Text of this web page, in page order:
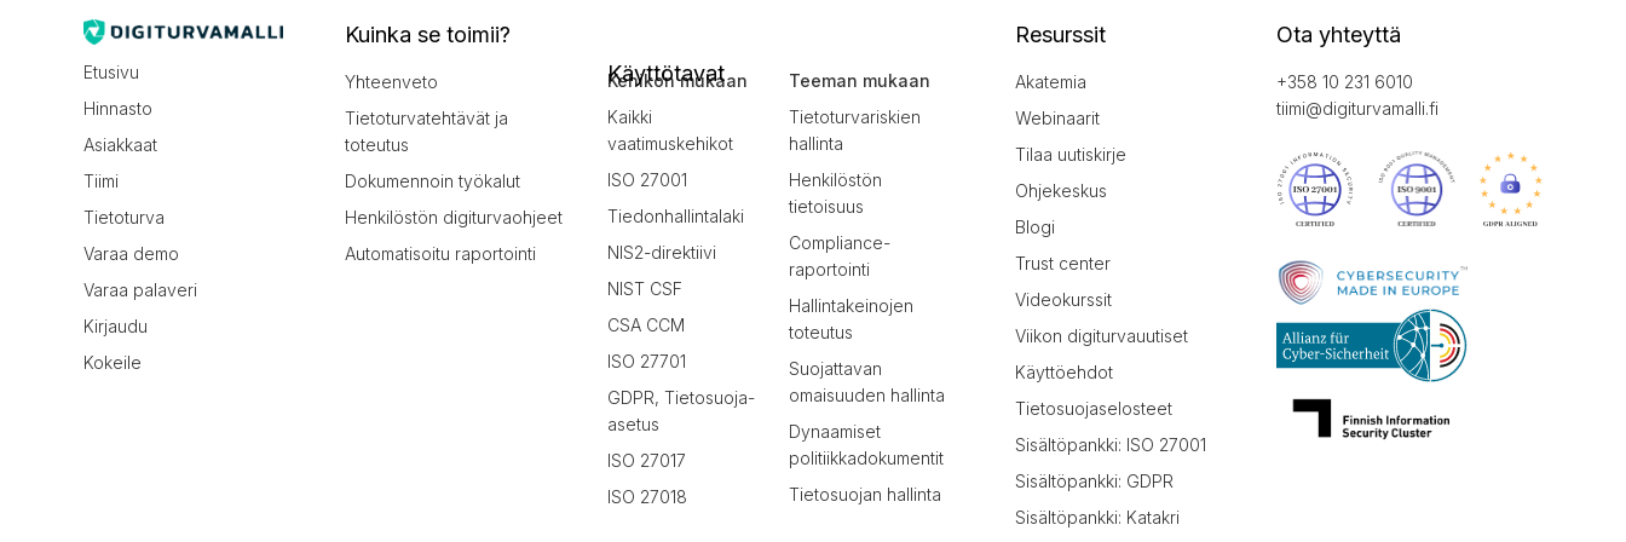
Etusivu
Hinnasto
Asiakkaat
Tiimi
Tietoturva
Varaa demo
Varaa palaveri
Kirjaudu
Kokeile
Kuinka se toimii?
Yhteenveto
Tietoturvatehtävät ja
toteutus
Dokumennoin työkalut
Henkilöstön digiturvaohjeet
Automatisoitu raportointi
Käyttötavat
Kehikon mukaan
Kaikki
vaatimuskehikot
ISO 27001
Tiedonhallintalaki
NIS2-direktiivi
NIST CSF
CSA CCM
ISO 27701
GDPR, Tietosuoja-
asetus
ISO 27017
ISO 27018
Teeman mukaan
Tietoturvariskien
hallinta
Henkilöstön
tietoisuus
Compliance-
raportointi
Hallintakeinojen
toteutus
Suojattavan
omaisuuden hallinta
Dynaamiset
politiikkadokumentit
Tietosuojan hallinta
Resurssit
Akatemia
Webinaarit
Tilaa uutiskirje
Ohjekeskus
Blogi
Trust center
Videokurssit
Viikon digiturvauutiset
Käyttöehdot
Tietosuojaselosteet
Sisältöpankki: ISO 27001
Sisältöpankki: GDPR
Sisältöpankki: Katakri
Ota yhteyttä
+358 10 231 6010
tiimi@digiturvamalli.fi